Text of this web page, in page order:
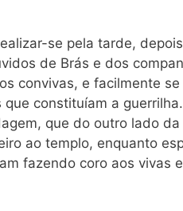
se pela tarde,
de Brás e dos
convivas, e facilmente
constituíam a
que do outro lado
ao templo, enquanto
fazendo coro aos vivas